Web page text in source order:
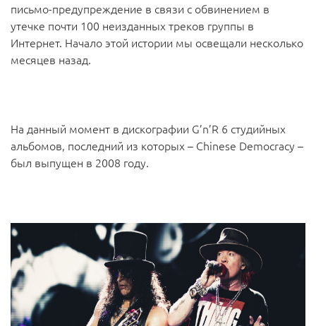
письмо-предупреждение в связи с обвинением в
утечке почти 100 неизданных треков группы в
Интернет. Начало этой истории мы освещали несколько
месяцев назад.
На данный момент в дискографии G’n’R 6 студийных
альбомов, последний из которых – Chinese Democracy –
был выпущен в 2008 году.